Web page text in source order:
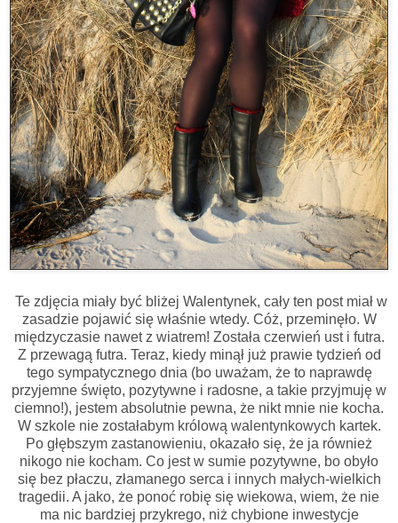
Te zdjęcia miały być bliżej Walentynek, cały ten post miał w
zasadzie pojawić się właśnie wtedy. Cóż, przeminęło. W
międzyczasie nawet z wiatrem! Została czerwień ust i futra.
Z przewagą futra. Teraz, kiedy minął już prawie tydzień od
tego sympatycznego dnia (bo uważam, że to naprawdę
przyjemne święto, pozytywne i radosne, a takie przyjmuję w
ciemno!), jestem absolutnie pewna, że nikt mnie nie kocha.
W szkole nie zostałabym królową walentynkowych kartek.
Po głębszym zastanowieniu, okazało się, że ja również
nikogo nie kocham. Co jest w sumie pozytywne, bo obyło
się bez płaczu, złamanego serca i innych małych-wielkich
tragedii. A jako, że ponoć robię się wiekowa, wiem, że nie
ma nic bardziej przykrego, niż chybione inwestycje